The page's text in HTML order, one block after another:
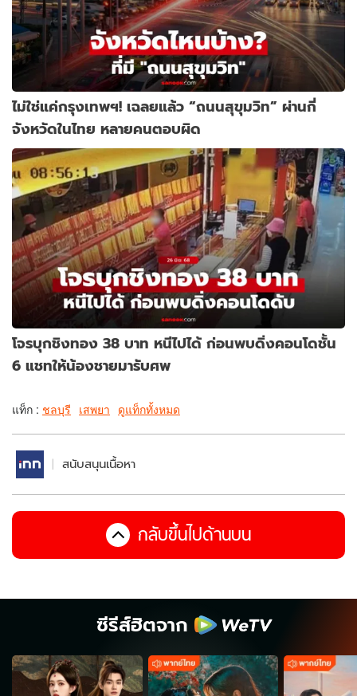
ไม่ใช่แค่กรุงเทพฯ! เฉลยแล้ว “ถนนสุขุมวิท” ผ่านกี่
จังหวัดในไทย หลายคนตอบผิด
โจรบุกชิงทอง 38 บาท หนีไปได้ ก่อนพบดิ่งคอนโดชั้น
6 แชทให้น้องชายมารับศพ
แท็ก : ชลบุรี เสพยา ดูแท็กทั้งหมด
สนับสนุนเนื้อหา
กลับขึ้นไปด้านบน
ซีรีส์ฮิตจาก